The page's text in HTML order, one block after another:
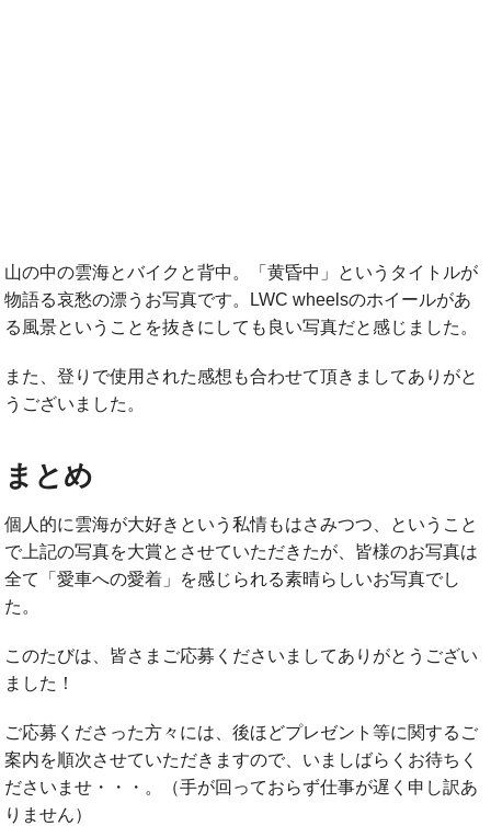
山の中の雲海とバイクと背中。「黄昏中」というタイトルが
物語る哀愁の漂うお写真です。LWC wheelsのホイールがあ
る風景ということを抜きにしても良い写真だと感じました。
また、登りで使用された感想も合わせて頂きましてありがと
うございました。
まとめ
個人的に雲海が大好きという私情もはさみつつ、ということ
で上記の写真を大賞とさせていただきたが、皆様のお写真は
全て「愛車への愛着」を感じられる素晴らしいお写真でし
た。
このたびは、皆さまご応募くださいましてありがとうござい
ました！
ご応募くださった方々には、後ほどプレゼント等に関するご
案内を順次させていただきますので、いましばらくお待ちく
ださいませ・・・。（手が回っておらず仕事が遅く申し訳あ
りません）